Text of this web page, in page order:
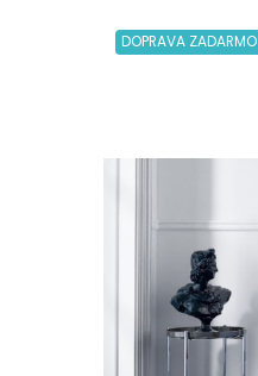
DOPRAVA ZADARMO